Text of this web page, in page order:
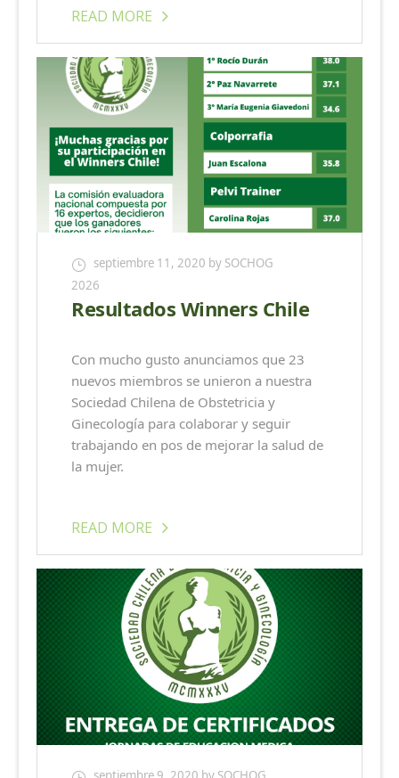
READ MORE
septiembre 11, 2020 by SOCHOG
2026
Resultados Winners Chile
Con mucho gusto anunciamos que 23
nuevos miembros se unieron a nuestra
Sociedad Chilena de Obstetricia y
Ginecología para colaborar y seguir
trabajando en pos de mejorar la salud de
la mujer.
READ MORE